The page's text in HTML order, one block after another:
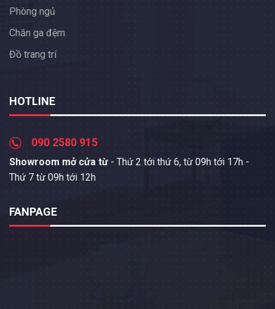
Phòng ngủ
Chăn ga đệm
Đồ trang trí
HOTLINE
090 2580 915
Showroom mở cửa từ - Thứ 2 tới thứ 6, từ 09h tới 17h -
Thứ 7 từ 09h tới 12h
FANPAGE